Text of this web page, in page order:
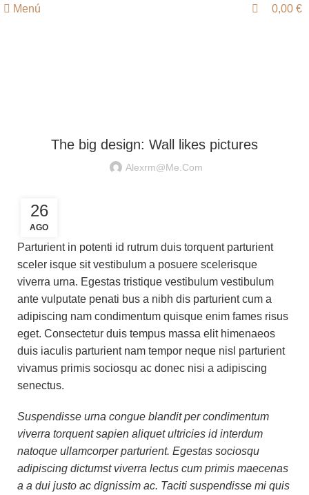
Menú 0,00 €
The big design: Wall likes pictures
Alexrm@me.com
26
AGO
Parturient in potenti id rutrum duis torquent parturient
sceler isque sit vestibulum a posuere scelerisque
viverra urna. Egestas tristique vestibulum vestibulum
ante vulputate penati bus a nibh dis parturient cum a
adipiscing nam condimentum quisque enim fames risus
eget. Consectetur duis tempus massa elit himenaeos
duis iaculis parturient nam tempor neque nisl parturient
vivamus primis sociosqu ac donec nisi a adipiscing
senectus.
Suspendisse urna congue blandit per condimentum
viverra torquent sapien aliquet ultricies id interdum
natoque ullamcorper parturient. Egestas sociosqu
adipiscing dictumst viverra lectus cum primis maecenas
a a dui justo ac dignissim ac. Taciti suspendisse mi quis